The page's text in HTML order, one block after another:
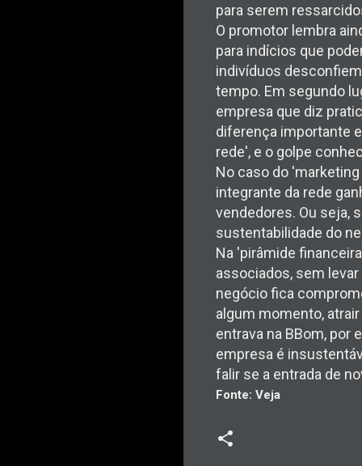
para serem
O promotor lembra
para indícios que
indivíduos
tempo. Em segundo
empresa que diz
diferença importante
rede', e o golpe
No caso do
integrante da rede
vendedores. Ou seja,
sustentabilidade do
Na 'pirâmide
associados, sem
negócio fica
algum momento,
entrava na BBom, por
empresa é
falir se a entrada de
Fonte: Veja